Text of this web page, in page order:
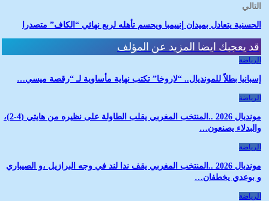
التالي
الحسنية يتعادل بميدان إنييمبا ويحسم تأهله لربع نهائي “الكاف” متصدرا
قد يعجبك ايضا المزيد عن المؤلف
الرياضة
إسبانيا بطلاً للمونديال.. “لاروخا” تكتب نهاية مأساوية لـ “رقصة ميسي…
الرياضة
مونديال 2026 ..المنتخب المغربي يقلب الطاولة على نظيره من هايتي (4-2)،
والبدلاء يصنعون…
الرياضة
مونديال 2026 ..المنتخب المغربي يقف ندا لند في وجه البرازيل ،و الصيباري
و بوعدي يخطفان…
الرياضة